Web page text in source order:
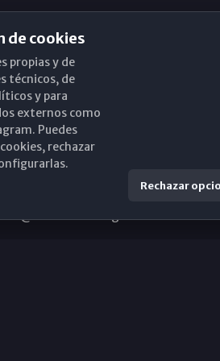
de Málaga
18-20. 29015 Málaga
224 386
de cookies
propias y de
técnicos, de
y para
externos como
Puedes
rechazar
Rechazar